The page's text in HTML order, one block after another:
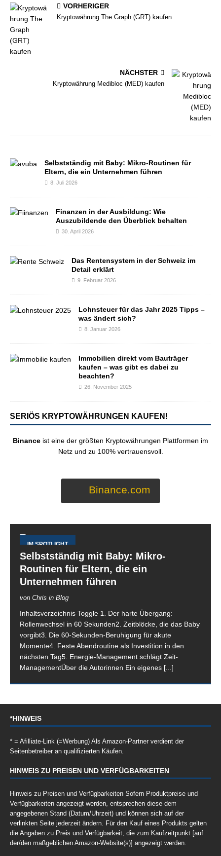
VORHERIGER
Kryptowährung The Graph (GRT) kaufen
NÄCHSTER
Kryptowährung Medibloc (MED) kaufen
Selbstständig mit Baby: Mikro-Routinen für
Eltern, die ein Unternehmen führen
8. Juli 2026
Finanzen in der Ausbildung: Wie
Auszubildende den Überblick behalten
30. April 2026
Das Rentensystem in der Schweiz im
Detail erklärt
9. Februar 2026
Lohnsteuer für das Jahr 2025 Tipps –
was ändert sich?
8. Januar 2026
Immobilien direkt vom Bauträger
kaufen – was gibt es dabei zu
beachten?
26. November 2025
SERIÖS KRYPTOWÄHRUNGEN KAUFEN!
Binance ist eine der größten Kryptowährungen Plattformen im
Netz und zu 100% vertrauensvoll.
Binance.com
IM SPOTLIGHT
Selbstständig mit Baby: Mikro-
Routinen für Eltern, die ein
Unternehmen führen
von Chris in Blog
Inhaltsverzeichnis Toggle 1. Der harte Übergang:
Rollenwechsel in 60 Sekunden2. Zeitblöcke, die das Baby
vorgibt3. Die 60-Sekunden-Beruhigung für akute
Momente4. Feste Abendroutine als Investition in den
nächsten Tag5. Energie-Management schlägt Zeit-
ManagementÜber die Autorinnen Ein eigenes [...]
*HINWEIS
* = Afilliate-Link (=Werbung) Als Amazon-Partner verdient der
Seitenbetreiber an qualifizierten Käufen.
HINWEIS ZU PREISEN UND VERFÜGBARKEITEN
Hinweis zu Preisen und Verfügbarkeiten Sofern Produktpreise und
Verfügbarkeiten angezeigt werden, entsprechen diese dem
angegebenen Stand (Datum/Uhrzeit) und können sich auf der
verlinkten Seite jederzeit ändern. Für den Kauf eines Produkts gelten
die Angaben zu Preis und Verfügbarkeit, die zum Kaufzeitpunkt [auf
der/den maßgeblichen Amazon-Website(s)] angezeigt werden.